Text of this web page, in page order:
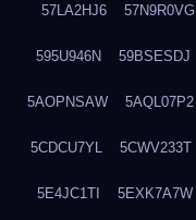
57LA2HJ6 57N9R0VG
595U946N 59BSESDJ
5AOPNSAW 5AQL07P2
5CDCU7YL 5CWV233T
5E4JC1TI 5EXK7A7W